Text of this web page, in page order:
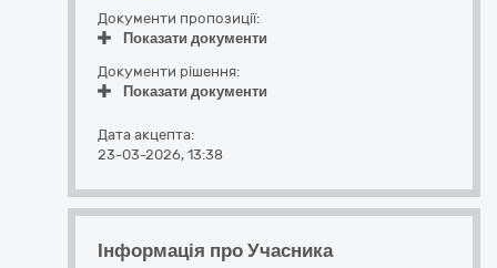
Документи пропозиції:
Показати документи
Документи рішення:
Показати документи
Дата акцепта:
23-03-2026, 13:38
Інформація про Учасника